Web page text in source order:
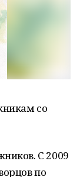
со
С 2009
по